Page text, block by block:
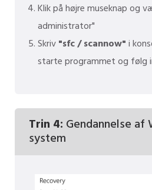
Klik på højre museknap og
administrator"
Skriv"sfc / scannow"i
starte programmet og følg
Trin 4: Gendannelse af
system